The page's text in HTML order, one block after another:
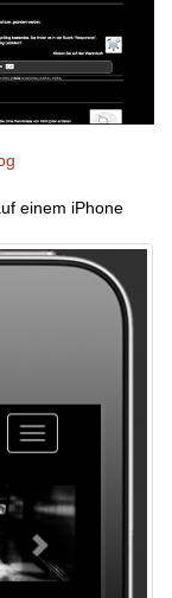
einem iPhone